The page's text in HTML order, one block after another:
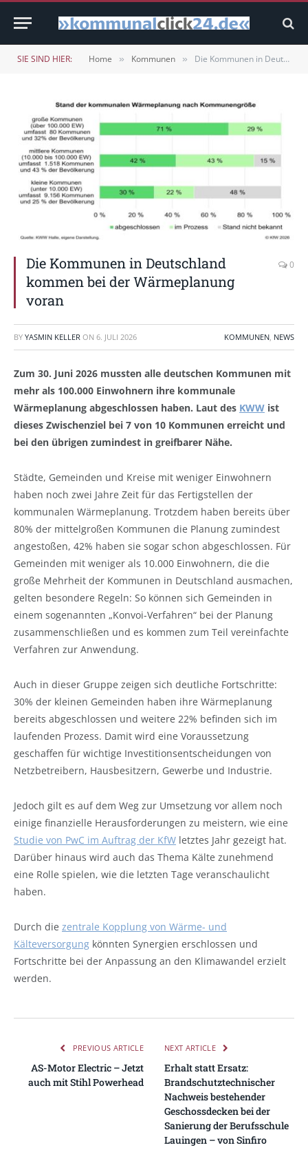
SIE SIND HIER: Home » Kommunen » Die Kommunen in Deutschland kommen bei der Wärmeplanung voran
Die Kommunen in Deutschland
kommen bei der Wärmeplanung
voran
0
BY YASMIN KELLER ON 6. JULI 2026 KOMMUNEN, NEWS
Zum 30. Juni 2026 mussten alle deutschen Kommunen mit
mehr als 100.000 Einwohnern ihre kommunale
Wärmeplanung abgeschlossen haben. Laut des KWW ist
dieses Zwischenziel bei 7 von 10 Kommunen erreicht und
bei den übrigen zumindest in greifbarer Nähe.
Städte, Gemeinden und Kreise mit weniger Einwohnern
haben noch zwei Jahre Zeit für das Fertigstellen der
kommunalen Wärmeplanung. Trotzdem haben bereits über
80% der mittelgroßen Kommunen die Planung zumindest
angestoßen, 42% haben sie sogar schon abgeschlossen. Für
Gemeinden mit weniger als 10.000 Einwohnern, die die
große Mehrheit der Kommunen in Deutschland ausmachen,
gelten besondere Regeln: So können sich Gemeinden in
einem sogenannten „Konvoi-Verfahren“ bei der Planung
zusammenschließen und es kommen zum Teil vereinfachte
Verfahren zur Anwendung.
Auch in dieser Gruppe zeigen sich deutliche Fortschritte:
30% der kleinen Gemeinden haben ihre Wärmeplanung
bereits abgeschlossen und weitere 22% befinden sich im
laufenden Prozess. Damit wird eine Voraussetzung
geschaffen für wichtige Investitionsentscheidungen von
Netzbetreibern, Hausbesitzern, Gewerbe und Industrie.
Jedoch gilt es auf dem Weg zur Umsetzung vor allem noch
einige finanzielle Herausforderungen zu meistern, wie eine
Studie von PwC im Auftrag der KfW letztes Jahr gezeigt hat.
Darüber hinaus wird auch das Thema Kälte zunehmend
eine Rolle spielen, wie die letzten Tage veranschaulicht
haben.
Durch die zentrale Kopplung von Wärme- und
Kälteversorgung könnten Synergien erschlossen und
Fortschritte bei der Anpassung an den Klimawandel erzielt
werden.
PREVIOUS ARTICLE
AS-Motor Electric – Jetzt
auch mit Stihl Powerhead
NEXT ARTICLE
Erhalt statt Ersatz:
Brandschutztechnischer
Nachweis bestehender
Geschossdecken bei der
Sanierung der Berufsschule
Lauingen – von Sinfiro